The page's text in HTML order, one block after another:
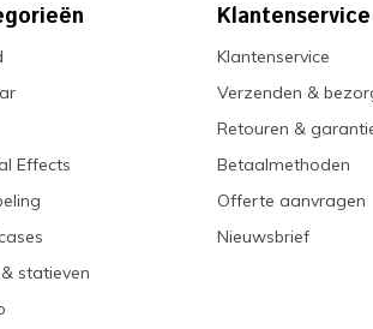
Effects
statieven
Klantenservice
Klantenservice
Verzenden &
Retouren &
Betaalmethoden
Offerte aanvragen
Nieuwsbrief